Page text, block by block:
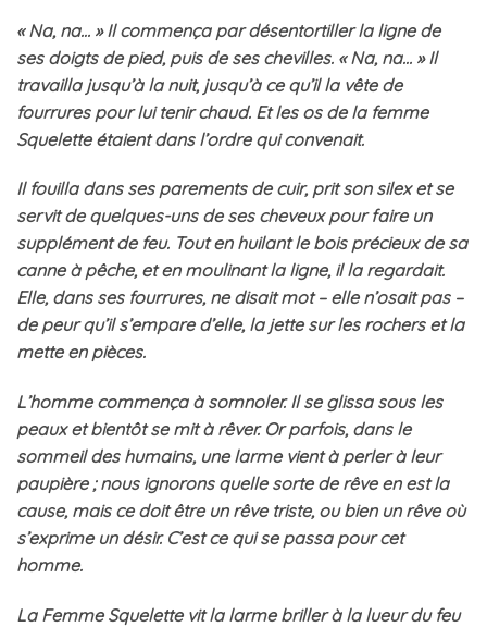
« Na, na… » Il commença par désentortiller la ligne de
ses doigts de pied, puis de ses chevilles. « Na, na… » Il
travailla jusqu’à la nuit, jusqu’à ce qu’il la vête de
fourrures pour lui tenir chaud. Et les os de la femme
Squelette étaient dans l’ordre qui convenait.
Il fouilla dans ses parements de cuir, prit son silex et se
servit de quelques-uns de ses cheveux pour faire un
supplément de feu. Tout en huilant le bois précieux de sa
canne à pêche, et en moulinant la ligne, il la regardait.
Elle, dans ses fourrures, ne disait mot – elle n’osait pas –
de peur qu’il s’empare d’elle, la jette sur les rochers et la
mette en pièces.
L’homme commença à somnoler. Il se glissa sous les
peaux et bientôt se mit à rêver. Or parfois, dans le
sommeil des humains, une larme vient à perler à leur
paupière ; nous ignorons quelle sorte de rêve en est la
cause, mais ce doit être un rêve triste, ou bien un rêve où
s’exprime un désir. C’est ce qui se passa pour cet
homme.
La Femme Squelette vit la larme briller à la lueur du feu